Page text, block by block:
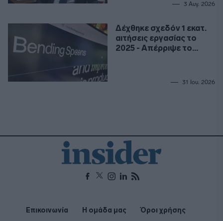
3 Αυγ. 2026
Δέχθηκε σχεδόν 1 εκατ.
αιτήσεις εργασίας το
2025 - Απέρριψε το
31 Ιου. 2026
Επικοινωνία Η ομάδα μας Όροι χρήσης